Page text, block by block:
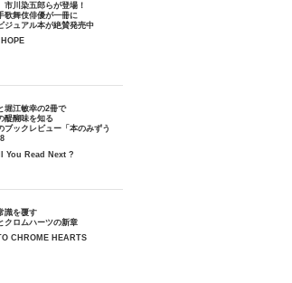
市川染五郎らが登場！
歌舞伎俳優が一冊に
ジュアル本が絶賛発売中
堀江敏幸の2冊で
醍醐味を知る
ブックレビュー「本のみずう
You Read Next ?
識を覆す
クロムハーツの新章
CHROME HEARTS